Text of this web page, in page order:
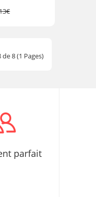
8 (1 Pages)
parfait